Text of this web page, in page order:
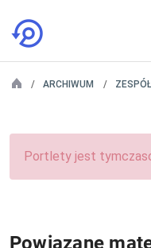
ARCHIWUM ZESPÓŁ
Portlety jest
Powiązane